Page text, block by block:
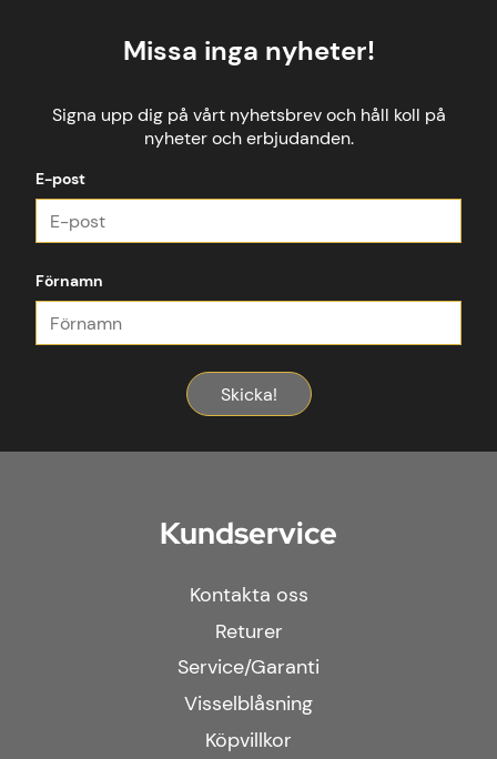
Missa inga nyheter!
Signa upp dig på vårt nyhetsbrev och håll koll på
nyheter och erbjudanden.
E-post
Förnamn
Skicka!
Kundservice
Kontakta oss
Returer
Service/Garanti
Visselblåsning
Köpvillkor